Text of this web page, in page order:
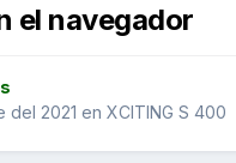
el navegador
del 2021 en XCITING S 400